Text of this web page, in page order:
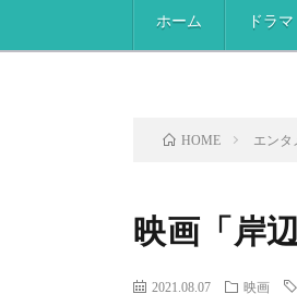
ホーム ドラマ
HOME エンタ
映画「岸
2021.08.07 映画